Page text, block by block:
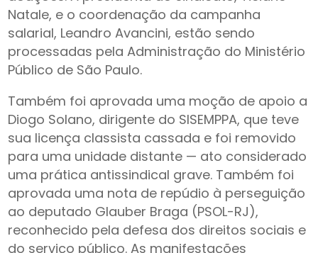
Natale, e o coordenação da campanha
salarial, Leandro Avancini, estão sendo
processadas pela Administração do Ministério
Público de São Paulo.
Também foi aprovada uma moção de apoio a
Diogo Solano, dirigente do SISEMPPA, que teve
sua licença classista cassada e foi removido
para uma unidade distante — ato considerado
uma prática antissindical grave. Também foi
aprovada uma nota de repúdio à perseguição
ao deputado Glauber Braga (PSOL-RJ),
reconhecido pela defesa dos direitos sociais e
do serviço público. As manifestações